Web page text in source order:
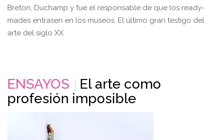
Breton, Duchamp y fue el responsable de que los ready-
mades entrasen en los museos. El último gran testigo del
arte del siglo XX.
ENSAYOS
El arte como
profesión imposible